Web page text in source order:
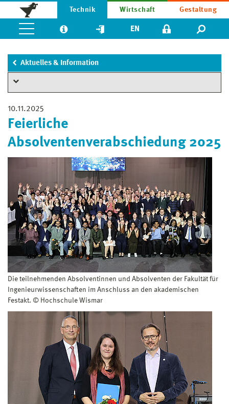
Technik Wirtschaft Gestaltung
EN
Aktuelles & Information
10.11.2025
Feierliche
Absolventenverabschiedung 2025
Die teilnehmenden Absolventinnen und Absolventen der Fakultät für
Ingenieurwissenschaften im Anschluss an den akademischen
Festakt. © Hochschule Wismar